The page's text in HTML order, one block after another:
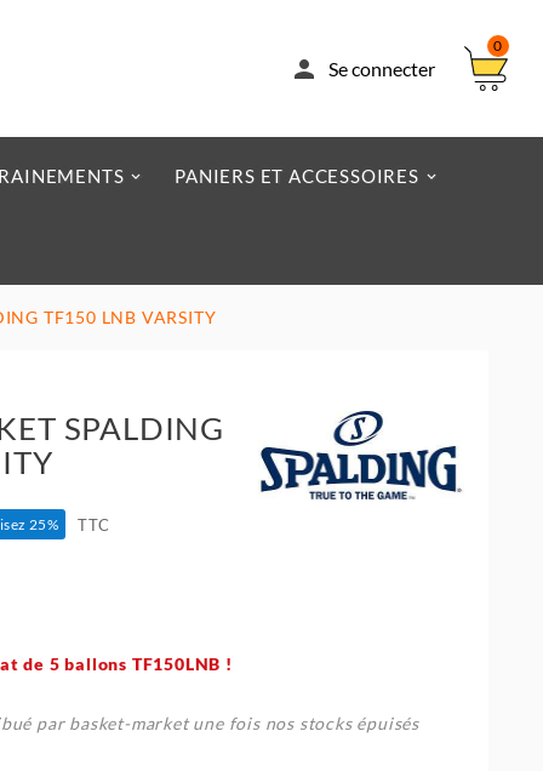
 Se connecter
0
PANIERS ET ACCESSOIRES
TF150 LNB VARSITY
SPALDING
25% TTC
de 5 ballons TF150LNB !
par basket-market une fois nos stocks épuisés